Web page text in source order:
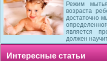
Режим
возраста
достаточно
является
должен
Интересные статьи